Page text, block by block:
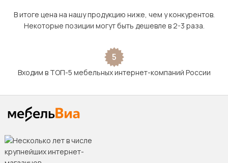
В итоге цена на нашу продукцию ниже, чем у конкурентов.
Некоторые позиции могут быть дешевле в 2-3 раза.
5
Входим в ТОП-5 мебельных интернет-компаний России